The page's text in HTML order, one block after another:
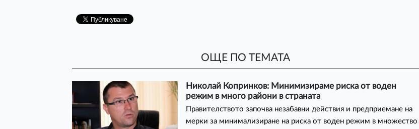
ОЩЕ ПО ТЕМАТА
Николай Копринков: Минимизираме риска от воден
режим в много райони в страната
Правителството започва незабавни действия и предприемане на
мерки за минимализиране на риска от воден режим в множество